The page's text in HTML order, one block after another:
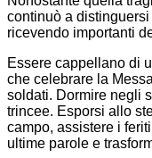
continuò a
ricevendo importanti
Essere cappellano di
che celebrare la
soldati. Dormire negli
trincee. Esporsi allo
campo, assistere i
ultime parole e